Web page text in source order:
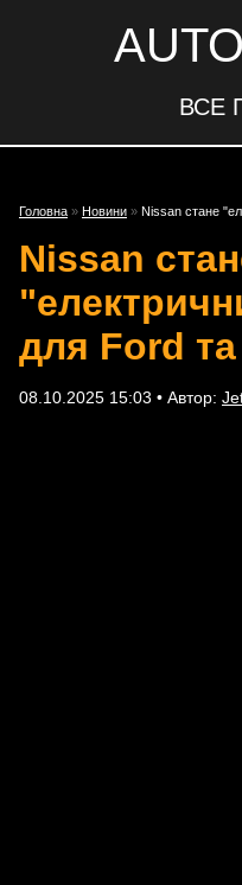
ВСЕ
Головна » Новини » Nissan стане
Nissan
для Ford
08.10.2025 15:03 • Автор: